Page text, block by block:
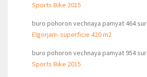
Sports Bike 2015
buro pohoron vechnaya pamyat 464sur
Elgorjani- superficie 420 m2
buro pohoron vechnaya pamyat 954sur
Sports Bike 2015